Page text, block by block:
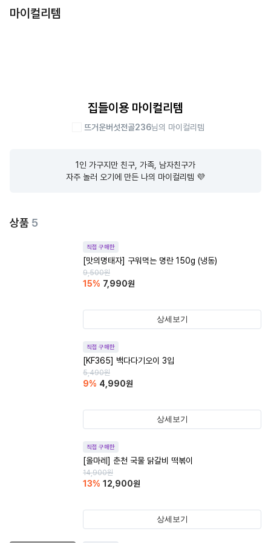
마이컬리템
집들이용 마이컬리템
뜨거운버섯전골236님의 마이컬리템
1인 가구지만 친구, 가족, 남자친구가
자주 놀러 오기에 만든 나의 마이컬리템 💜
상품 5
직접 구매한
[맛의명태자] 구워먹는 명란 150g (냉동)
9,500원
15% 7,990원
상세보기
직접 구매한
[KF365] 백다다기오이 3입
5,490원
9% 4,990원
상세보기
직접 구매한
[올마레] 춘천 국물 닭갈비 떡볶이
14,900원
13% 12,900원
상세보기